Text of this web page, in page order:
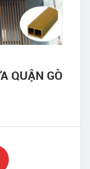
QUẬN GÒ